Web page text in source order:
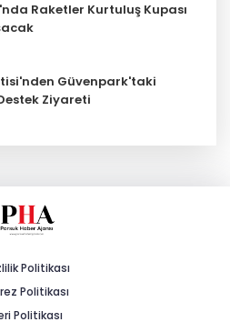
Raketler Kurtuluş Kupası
Güvenpark'taki
Ziyareti
Başkanı Albayrak: "Esnafı
Ağrısına Dikkat!
Politikası
Politikası
Politikası